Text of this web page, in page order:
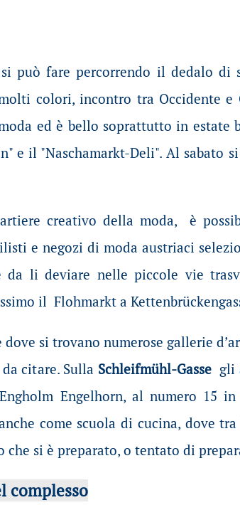
può fare percorrendo il dedalo
colori, incontro tra Occidente e
ed è bello soprattutto in estate
e il "Naschamarkt-Deli". Al sabato
creativo della moda, è
e negozi di moda austriaci
li deviare nelle piccole vie
il Flohmarkt a
si trovano numerose gallerie
citare. Sulla Schleifmühl-Gassegli
Engelhorn, al numero 15
come scuola di cucina, dove
si è preparato, o tentato di
complesso